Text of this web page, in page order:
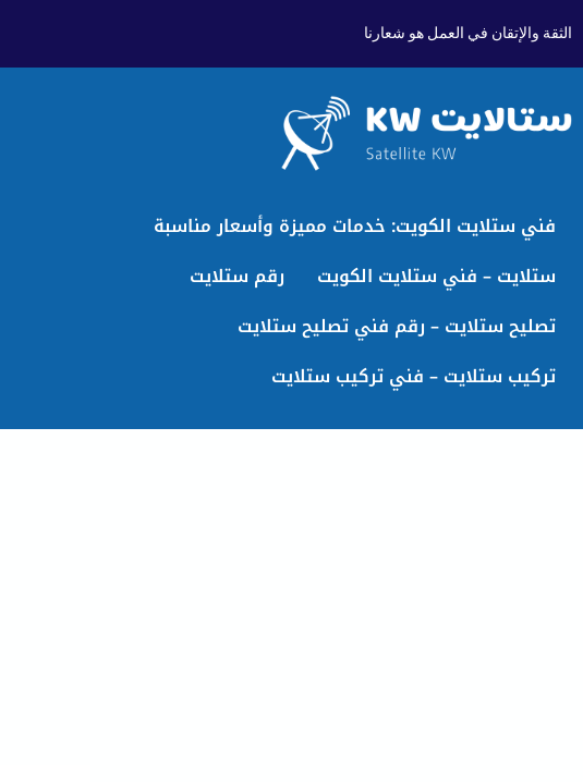
الثقة والإتقان في العمل هو شعارنا
فني ستلايت الكويت: خدمات مميزة وأسعار مناسبة
ستلايت – فني ستلايت الكويت
رقم ستلايت
تصليح ستلايت – رقم فني تصليح ستلايت
تركيب ستلايت – فني تركيب ستلايت